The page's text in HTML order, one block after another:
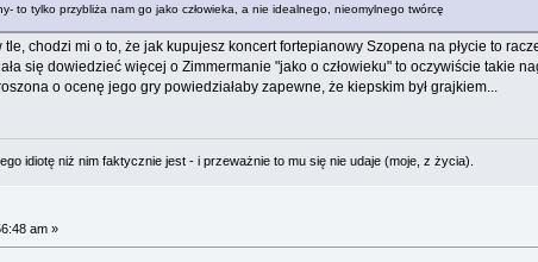
to tylko przybliża nam go jako człowieka, a nie idealnego, nieomylnego twórcę
chodzi mi o to, że jak kupujesz koncert fortepianowy Szopena na płycie to
się dowiedzieć więcej o Zimmermanie "jako o człowieku" to oczywiście takie
o ocenę jego gry powiedziałaby zapewne, że kiepskim był grajkiem...
idiotę niż nim faktycznie jest - i przeważnie to mu się nie udaje (moje, z życia).
am »